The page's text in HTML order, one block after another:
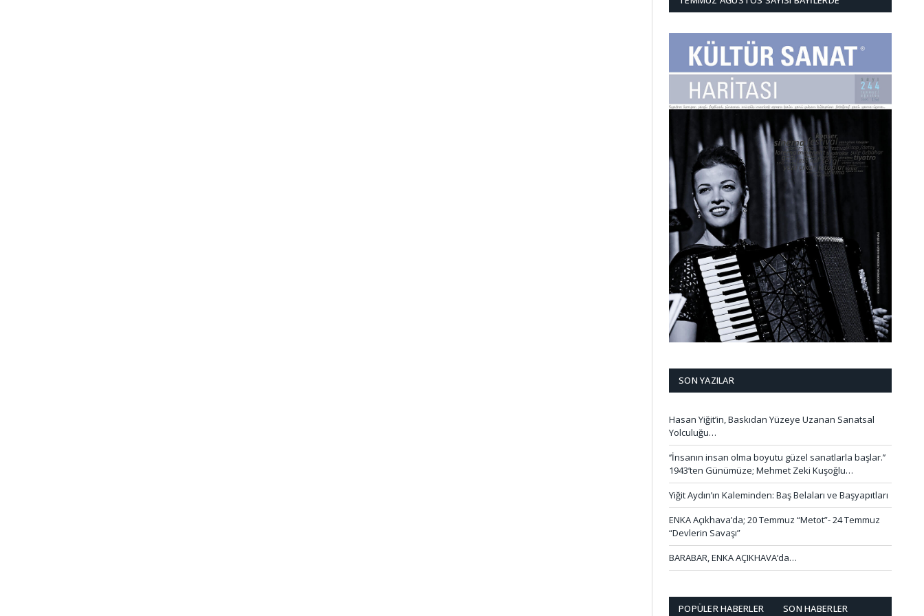
SON YAZILAR
Hasan Yiğit’in, Baskıdan Yüzeye Uzanan Sanatsal
Yolculuğu…
‘’İnsanın insan olma boyutu güzel sanatlarla başlar.’’
1943’ten Günümüze; Mehmet Zeki Kuşoğlu…
Yiğit Aydın’ın Kaleminden: Baş Belaları ve Başyapıtları
ENKA Açıkhava’da; 20 Temmuz “Metot”- 24 Temmuz
“Devlerin Savaşı”
BARABAR, ENKA AÇIKHAVA’da…
POPÜLER HABERLER SON HABERLER